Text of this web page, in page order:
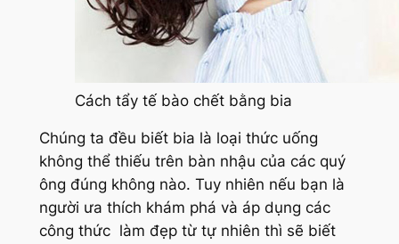
Cách tẩy tế bào chết bằng bia
Chúng ta đều biết bia là loại thức uống
không thể thiếu trên bàn nhậu của các quý
ông đúng không nào. Tuy nhiên nếu bạn là
người ưa thích khám phá và áp dụng các
công thức làm đẹp từ tự nhiên thì sẽ biết